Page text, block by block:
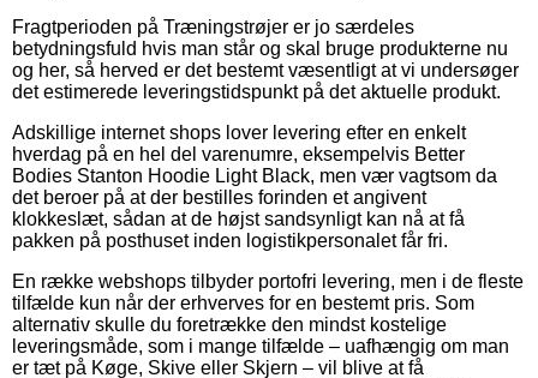
Fragtperioden på Træningstrøjer er jo særdeles
betydningsfuld hvis man står og skal bruge produkterne nu
og her, så herved er det bestemt væsentligt at vi undersøger
det estimerede leveringstidspunkt på det aktuelle produkt.
Adskillige internet shops lover levering efter en enkelt
hverdag på en hel del varenumre, eksempelvis Better
Bodies Stanton Hoodie Light Black, men vær vagtsom da
det beroer på at der bestilles forinden et angivent
klokkeslæt, sådan at de højst sandsynligt kan nå at få
pakken på posthuset inden logistikpersonalet får fri.
En række webshops tilbyder portofri levering, men i de fleste
tilfælde kun når der erhverves for en bestemt pris. Som
alternativ skulle du foretrække den mindst kostelige
leveringsmåde, som i mange tilfælde – uafhængig om man
er tæt på Køge, Skive eller Skjern – vil blive at få